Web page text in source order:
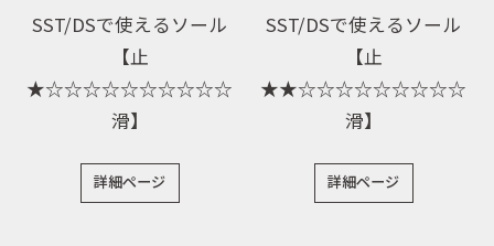
会社概要
SST/DSで使えるソール
【止
★☆☆☆☆☆☆☆☆☆☆
滑】
詳細ページ
SST/DSで使えるソール
【止
★★☆☆☆☆☆☆☆☆☆
滑】
詳細ページ